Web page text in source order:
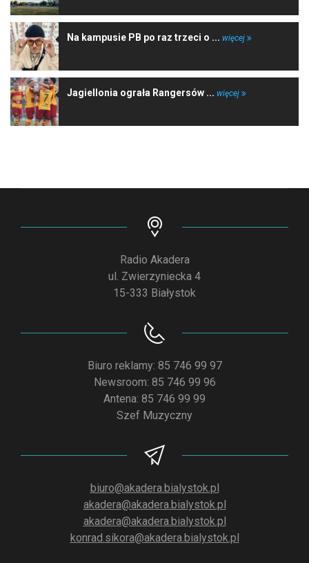
Na kampusie PB po raz trzeci o ... więcej
Jagiellonia ograła Rangersów ... więcej
Radio Akadera
ul. Zwierzyniecka 4
15-333 Białystok
Biuro reklamy: 85 746 99 97
Newsroom: 85 746 99 96
Antena: 85 746 99 99
Szef Muzyczny
biuro@akadera.bialystok.pl
akadera@akadera.bialystok.pl
akadera@akadera.bialystok.pl
konrad.sikora@akadera.bialystok.pl